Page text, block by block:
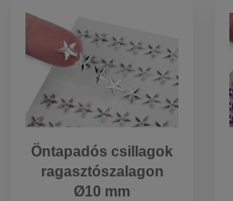
Öntapadós csillagok
ragasztószalagon
Ø10 mm